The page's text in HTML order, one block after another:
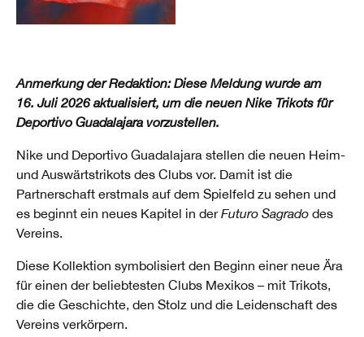
Anmerkung der Redaktion: Diese Meldung wurde am
16. Juli 2026 aktualisiert, um die neuen Nike Trikots für
Deportivo Guadalajara vorzustellen.
Nike und Deportivo Guadalajara stellen die neuen Heim-
und Auswärtstrikots des Clubs vor. Damit ist die
Partnerschaft erstmals auf dem Spielfeld zu sehen und
es beginnt ein neues Kapitel in derFuturo Sagrado des
Vereins.
Diese Kollektion symbolisiert den Beginn einer neue Ära
für einen der beliebtesten Clubs Mexikos – mit Trikots,
die die Geschichte, den Stolz und die Leidenschaft des
Vereins verkörpern.